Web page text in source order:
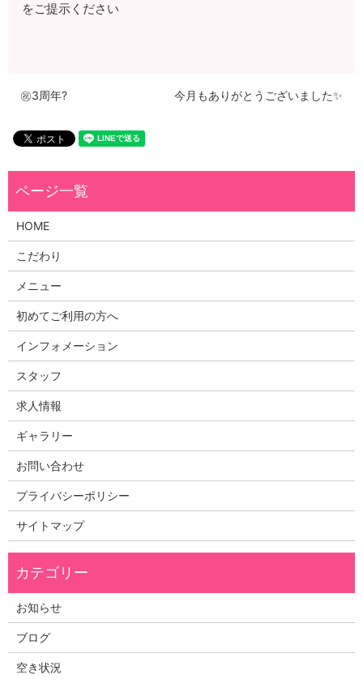
をご提示ください
㊗3周年? 今月もありがとうございました✨
HOME
こだわり
メニュー
初めてご利用の方へ
インフォメーション
スタッフ
求人情報
ギャラリー
お問い合わせ
プライバシーポリシー
サイトマップ
お知らせ
ブログ
空き状況